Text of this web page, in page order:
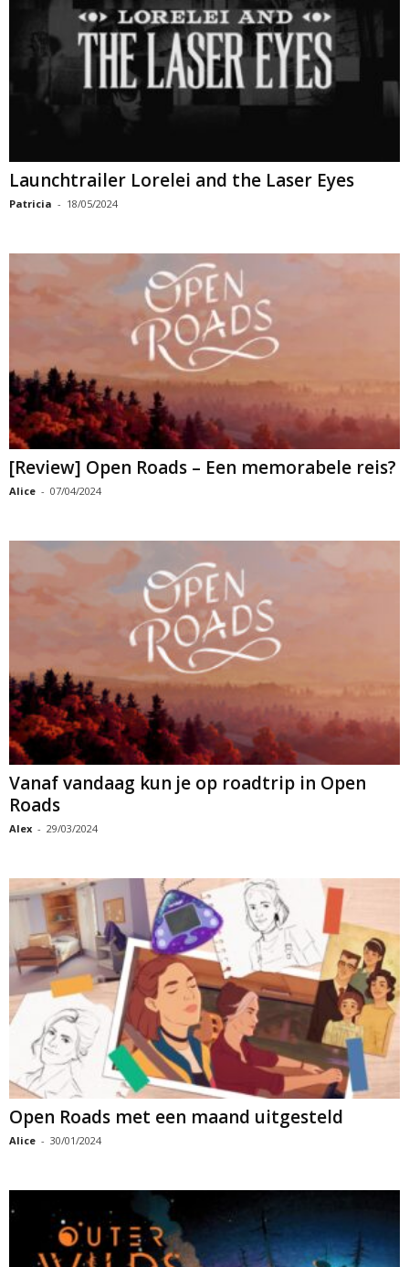
Launchtrailer Lorelei and the Laser Eyes
Patricia - 18/05/2024
[Review] Open Roads – Een memorabele reis?
Alice - 07/04/2024
Vanaf vandaag kun je op roadtrip in Open
Roads
Alex - 29/03/2024
Open Roads met een maand uitgesteld
Alice - 30/01/2024